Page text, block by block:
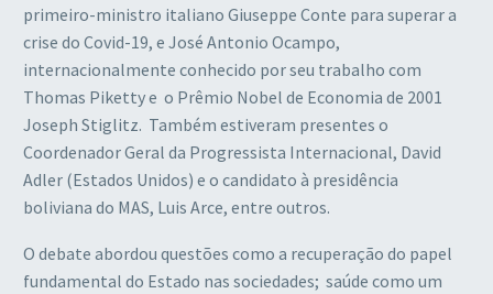
primeiro-ministro italiano Giuseppe Conte para superar a
crise do Covid-19, e José Antonio Ocampo,
internacionalmente conhecido por seu trabalho com
Thomas Piketty e o Prêmio Nobel de Economia de 2001
Joseph Stiglitz. Também estiveram presentes o
Coordenador Geral da Progressista Internacional, David
Adler (Estados Unidos) e o candidato à presidência
boliviana do MAS, Luis Arce, entre outros.
O debate abordou questões como a recuperação do papel
fundamental do Estado nas sociedades; saúde como um